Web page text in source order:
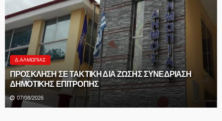
Δ.ΑΛΜΩΠΊΑΣ
ΠΡΟΣΚΛΗΣΗ ΣΕ ΤΑΚΤΙΚΗ ΔΙΑ ΖΩΣΗΣ ΣΥΝΕΔΡΙΑΣΗ
ΔΗΜΟΤΙΚΗΣ ΕΠΙΤΡΟΠΗΣ
07/08/2026